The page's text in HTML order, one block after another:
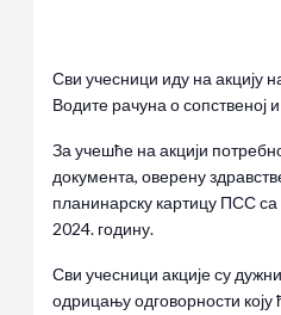
Сви учесници иду на акцију
Водите рачуна о сопственој
За учешће на акцији
документа, оверену
планинарску картицу ПСС
2024. годину.
Сви учесници акције су
одрицању одговорности коју